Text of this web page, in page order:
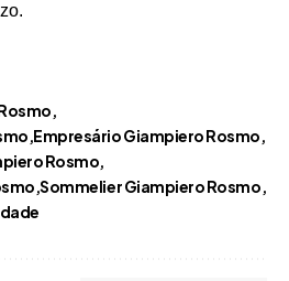
Empresário Giampiero Rosmo
Rosmo
Sommelier Giampiero Rosmo